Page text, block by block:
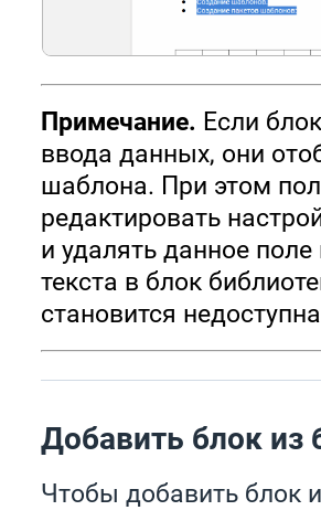
Примечание. Если
ввода данных, они
шаблона. При этом
редактировать
и удалять данное
текста в блок
становится
Добавить блок из
Чтобы добавить блок